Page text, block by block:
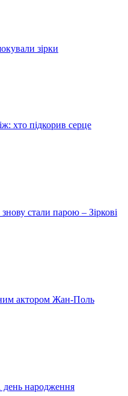
зірки
хто підкорив серце
стали парою – Зіркові
актором Жан-Поль
день народження